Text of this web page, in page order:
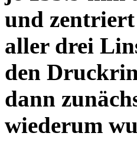
und
aller drei
den
dann
wiederum